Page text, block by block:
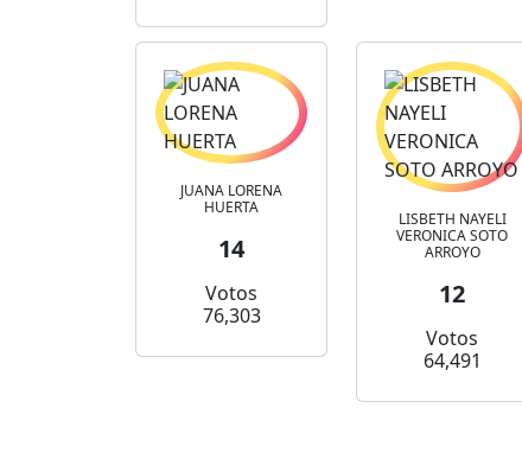
JUANA LORENA
HUERTA
14
Votos
76,303
LISBETH NAYELI
VERONICA SOTO
ARROYO
12
Votos
64,491